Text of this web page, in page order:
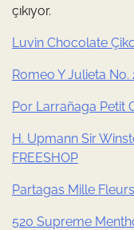
çıkıyor.
Luvin Chocolate
Romeo Y Julieta No.
Por Larrañaga Petit
H. Upmann Sir
FREESHOP
Partagas Mille
520 Supreme